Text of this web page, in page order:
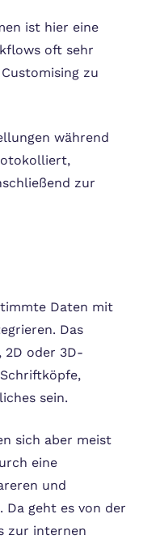
ist hier eine
oft sehr
zu
während
zur
Daten mit
Das
2D oder 3D-
sein.
sich aber meist
eine
und
Da geht es von der
zur internen